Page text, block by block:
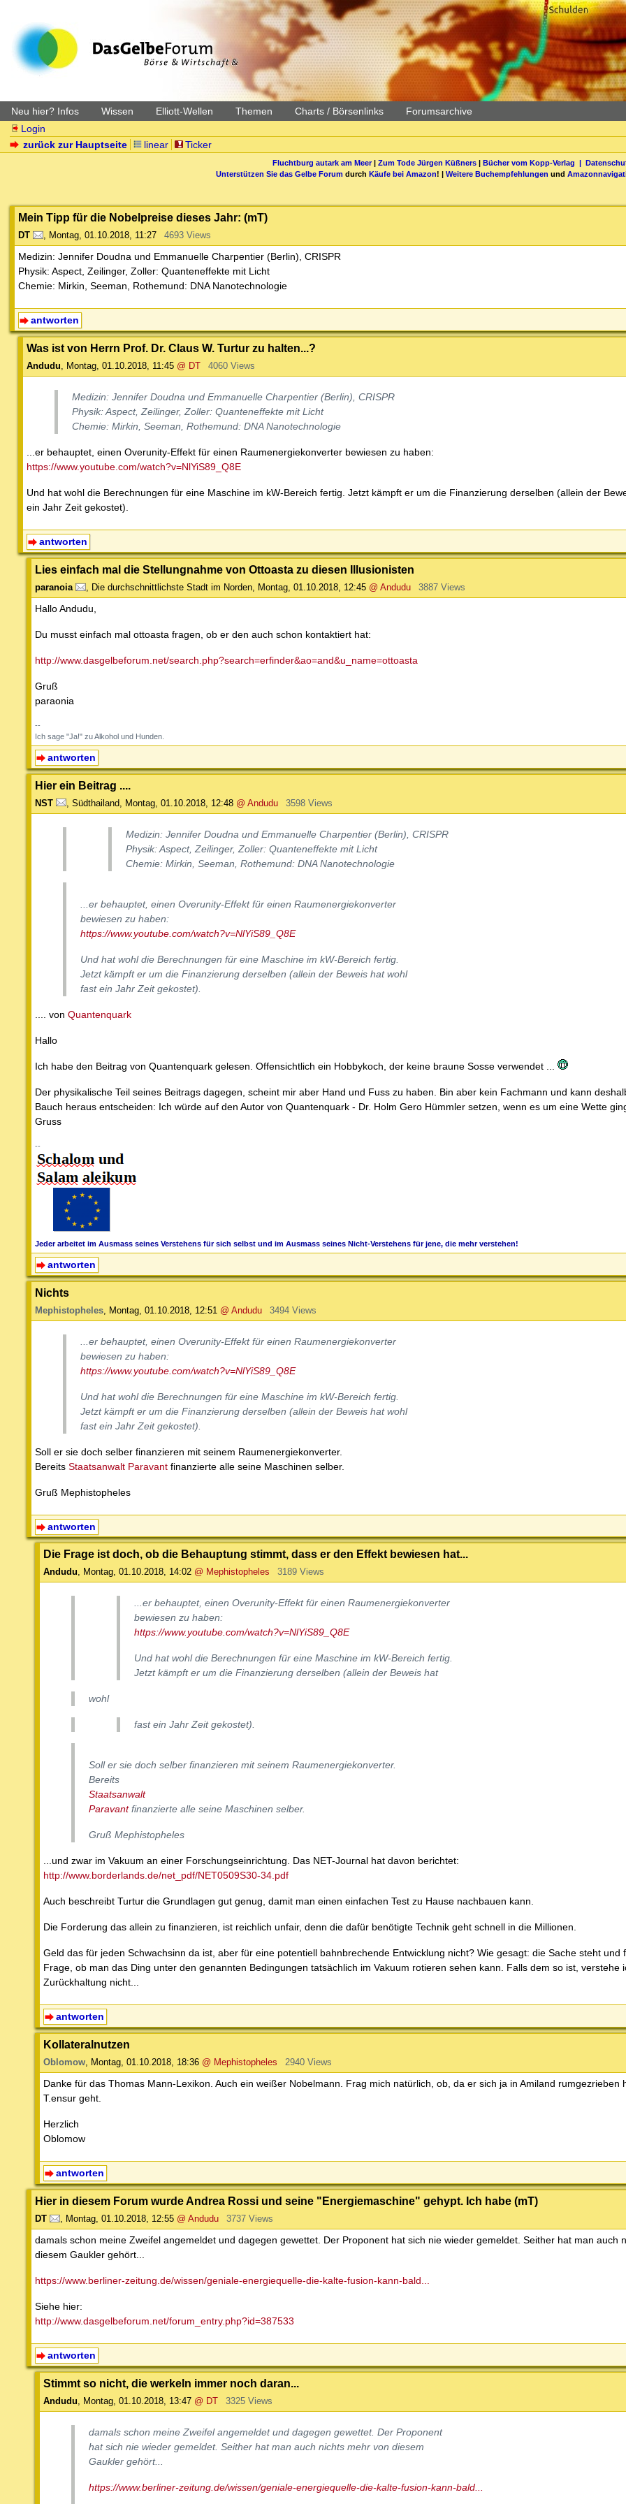
Neu hier? Infos Wissen Elliott-Wellen Themen Charts / Börsenlinks Forumsarchive
Login
zurück zur Hauptseite
linear Ticker
Fluchtburg autark am Meer| Zum Tode Jürgen Küßners| Bücher vom Kopp-Verlag |
Unterstützen Sie das Gelbe Forum durch Käufe bei Amazon! | Weitere Buchempfehlungen und
Mein Tipp für die Nobelpreise dieses Jahr: (mT)
DT , Montag, 01.10.2018, 11:27 4693 Views
Medizin: Jennifer Doudna und Emmanuelle Charpentier (Berlin), CRISPR
Physik: Aspect, Zeilinger, Zoller: Quanteneffekte mit Licht
Chemie: Mirkin, Seeman, Rothemund: DNA Nanotechnologie
antworten
Was ist von Herrn Prof. Dr. Claus W. Turtur zu halten...?
Andudu, Montag, 01.10.2018, 11:45 @ DT 4060 Views
Medizin: Jennifer Doudna und Emmanuelle Charpentier (Berlin), CRISPR
Physik: Aspect, Zeilinger, Zoller: Quanteneffekte mit Licht
Chemie: Mirkin, Seeman, Rothemund: DNA Nanotechnologie
...er behauptet, einen Overunity-Effekt für einen Raumenergiekonverter bewiesen zu haben:
https://www.youtube.com/watch?v=NlYiS89_Q8E
Und hat wohl die Berechnungen für eine Maschine im kW-Bereich fertig. Jetzt kämpft er um die Finanzierung derselben (allein der
ein Jahr Zeit gekostet).
antworten
Lies einfach mal die Stellungnahme von Ottoasta zu diesen Illusionisten
paranoia , Die durchschnittlichste Stadt im Norden, Montag, 01.10.2018, 12:45 @ Andudu 3887 Views
Hallo Andudu,
Du musst einfach mal ottoasta fragen, ob er den auch schon kontaktiert hat:
http://www.dasgelbeforum.net/search.php?search=erfinder&ao=and&u_name=ottoasta
Gruß
paraonia
--
Ich sage "Ja!" zu Alkohol und Hunden.
antworten
Hier ein Beitrag ....
NST Südthailand Montag, 01.10.2018, 12:48 @ Andudu 3598 Views
Medizin: Jennifer Doudna und Emmanuelle Charpentier (Berlin), CRISPR
Physik: Aspect, Zeilinger, Zoller: Quanteneffekte mit Licht
Chemie: Mirkin, Seeman, Rothemund: DNA Nanotechnologie
...er behauptet, einen Overunity-Effekt für einen Raumenergiekonverter
bewiesen zu haben:
https://www.youtube.com/watch?v=NlYiS89_Q8E
Und hat wohl die Berechnungen für eine Maschine im kW-Bereich fertig.
Jetzt kämpft er um die Finanzierung derselben (allein der Beweis hat wohl
fast ein Jahr Zeit gekostet).
.... von Quantenquark
Hallo
Ich habe den Beitrag von Quantenquark gelesen. Offensichtlich ein Hobbykoch, der keine braune Sosse verwendet ...
Der physikalische Teil seines Beitrags dagegen, scheint mir aber Hand und Fuss zu haben. Bin aber kein Fachmann und kann
Bauch heraus entscheiden: Ich würde auf den Autor von Quantenquark - Dr. Holm Gero Hümmler setzen, wenn es um eine Wette
Gruss
--
Jeder arbeitet im Ausmass seines Verstehens für sich selbst und im Ausmass seines Nicht-Verstehens für jene, die mehr verstehen!
antworten
Nichts
Mephistopheles Montag, 01.10.2018, 12:51 @ Andudu 3494 Views
...er behauptet, einen Overunity-Effekt für einen Raumenergiekonverter
bewiesen zu haben:
https://www.youtube.com/watch?v=NlYiS89_Q8E
Und hat wohl die Berechnungen für eine Maschine im kW-Bereich fertig.
Jetzt kämpft er um die Finanzierung derselben (allein der Beweis hat wohl
fast ein Jahr Zeit gekostet).
Soll er sie doch selber finanzieren mit seinem Raumenergiekonverter.
Bereits Staatsanwalt Paravant finanzierte alle seine Maschinen selber.
Gruß Mephistopheles
antworten
Die Frage ist doch, ob die Behauptung stimmt, dass er den Effekt bewiesen hat...
Andudu, Montag, 01.10.2018, 14:02 @ Mephistopheles 3189 Views
...er behauptet, einen Overunity-Effekt für einen Raumenergiekonverter
bewiesen zu haben:
https://www.youtube.com/watch?v=NlYiS89_Q8E
Und hat wohl die Berechnungen für eine Maschine im kW-Bereich fertig.
Jetzt kämpft er um die Finanzierung derselben (allein der Beweis hat
wohl
fast ein Jahr Zeit gekostet).
Soll er sie doch selber finanzieren mit seinem Raumenergiekonverter.
Bereits
Staatsanwalt
Paravantfinanzierte alle seine Maschinen selber.
Gruß Mephistopheles
...und zwar im Vakuum an einer Forschungseinrichtung. Das NET-Journal hat davon berichtet:
http://www.borderlands.de/net_pdf/NET0509S30-34.pdf
Auch beschreibt Turtur die Grundlagen gut genug, damit man einen einfachen Test zu Hause nachbauen kann.
Die Forderung das allein zu finanzieren, ist reichlich unfair, denn die dafür benötigte Technik geht schnell in die Millionen.
Geld das für jeden Schwachsinn da ist, aber für eine potentiell bahnbrechende Entwicklung nicht? Wie gesagt: die Sache steht und
Frage, ob man das Ding unter den genannten Bedingungen tatsächlich im Vakuum rotieren sehen kann. Falls dem so ist, verstehe
Zurückhaltung nicht...
antworten
Kollateralnutzen
Oblomow, Montag, 01.10.2018, 18:36 @ Mephistopheles 2940 Views
Danke für das Thomas Mann-Lexikon. Auch ein weißer Nobelmann. Frag mich natürlich, ob, da er sich ja in Amiland rumgezrieben
T.ensur geht.
Herzlich
Oblomow
antworten
Hier in diesem Forum wurde Andrea Rossi und seine "Energiemaschine" gehypt. Ich habe (mT)
DT , Montag, 01.10.2018, 12:55 @ Andudu 3737 Views
damals schon meine Zweifel angemeldet und dagegen gewettet. Der Proponent hat sich nie wieder gemeldet. Seither hat man auch
diesem Gaukler gehört...
https://www.berliner-zeitung.de/wissen/geniale-energiequelle-die-kalte-fusion-kann-bald...
Siehe hier:
http://www.dasgelbeforum.net/forum_entry.php?id=387533
antworten
Stimmt so nicht, die werkeln immer noch daran...
Andudu Montag, 01.10.2018, 13:47 @ DT 3325 Views
damals schon meine Zweifel angemeldet und dagegen gewettet. Der Proponent
hat sich nie wieder gemeldet. Seither hat man auch nichts mehr von diesem
Gaukler gehört...
https://www.berliner-zeitung.de/wissen/geniale-energiequelle-die-kalte-fusion-kann-bald...